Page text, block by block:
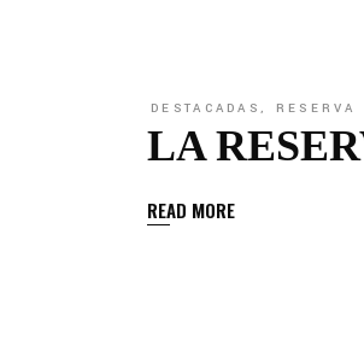
DESTACADAS, RESERVA
LA
READ MORE